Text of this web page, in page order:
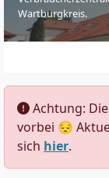
Wartburgkreis.
Achtung:
vorbei 😔
sich hier.